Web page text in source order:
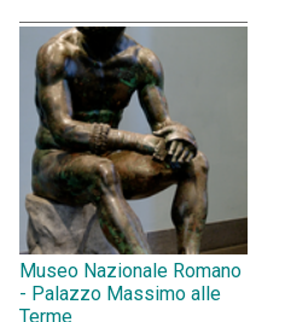
Museo Nazionale Romano
- Palazzo Massimo alle
Terme